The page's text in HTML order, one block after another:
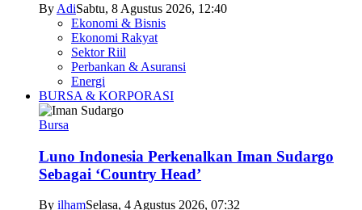
By AdiSabtu, 8 Agustus 2026, 12:40
Ekonomi & Bisnis
Ekonomi Rakyat
Sektor Riil
Perbankan & Asuransi
Energi
BURSA & KORPORASI
Bursa
Luno Indonesia Perkenalkan Iman Sudargo
Sebagai ‘Country Head’
By ilhamSelasa, 4 Agustus 2026, 07:32